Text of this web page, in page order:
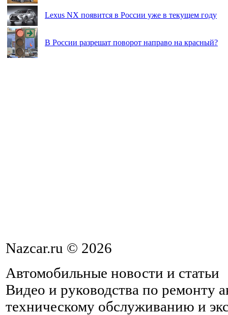
Lexus NX появится в России уже в текущем году
В России разрешат поворот направо на красный?
Nazcar.ru © 2026
Автомобильные новости и статьи
Видео и руководства по ремонту
техническому обслуживанию и